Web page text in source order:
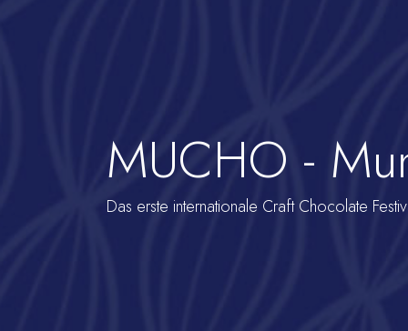
MUCHO -
Das erste internationale Craft Chocolate